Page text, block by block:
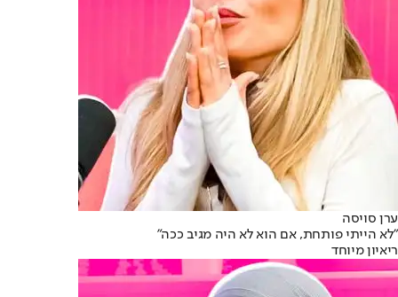
ערן סויסה
״לא הייתי פותחת, אם הוא לא היה מגיב ככה״
ריאיון מיוחד